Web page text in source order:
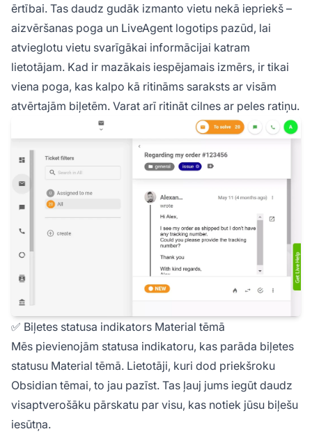
ērtībai. Tas daudz gudāk izmanto vietu nekā iepriekš –
aizvēršanas poga un LiveAgent logotips pazūd, lai
atvieglotu vietu svarīgākai informācijai katram
lietotājam. Kad ir mazākais iespējamais izmērs, ir tikai
viena poga, kas kalpo kā ritināms saraksts ar visām
atvērtajām biļetēm. Varat arī ritināt cilnes ar peles ratiņu.
✅ Biļetes statusa indikators Material tēmā
Mēs pievienojām statusa indikatoru, kas parāda biļetes
statusu Material tēmā. Lietotāji, kuri dod priekšroku
Obsidian tēmai, to jau pazīst. Tas ļauj jums iegūt daudz
visaptverošāku pārskatu par visu, kas notiek jūsu biļešu
iesūtņa.